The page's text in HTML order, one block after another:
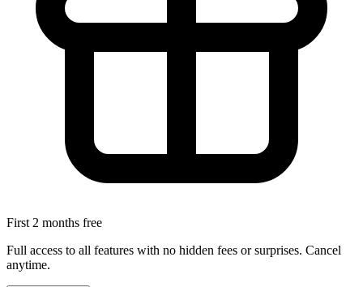
First 2 months free
Full access to all features with no hidden fees or surprises. Cancel
anytime.